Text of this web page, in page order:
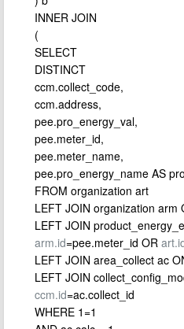
INNER JOIN
(
SELECT
DISTINCT
ccm.collect_code,
ccm.address,
pee.pro_energy_val,
pee.meter_id,
pee.meter_name,
pee.pro_energy_name AS
FROM organization art
LEFT JOIN organization arm
LEFT JOIN
arm.id=pee.meter_id OR
LEFT JOIN area_collect ac
LEFT JOIN
ccm.id=ac.collect_id
WHERE 1=1